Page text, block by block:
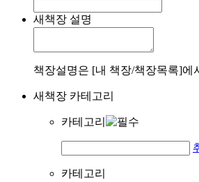
새책장 설명
책장설명은 [내 책장/책장목록]에
새책장 카테고리
카테고리
카테고리